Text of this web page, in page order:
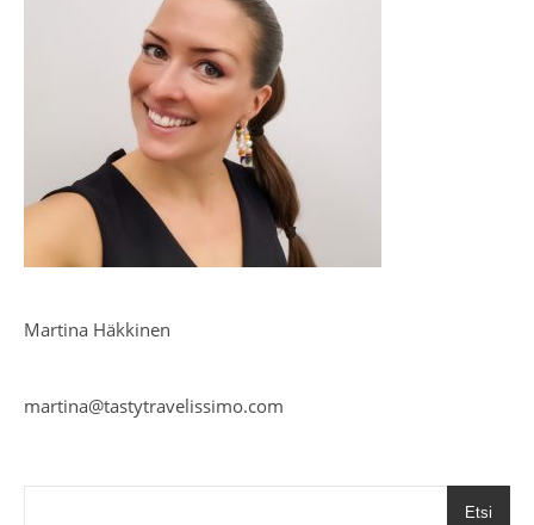
Martina Häkkinen
martina@tastytravelissimo.com
Etsi